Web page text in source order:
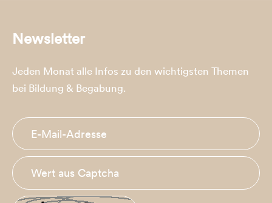
Newsletter
Jeden Monat alle Infos zu den wichtigsten Themen
bei Bildung & Begabung.